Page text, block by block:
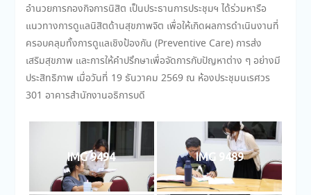
อำนวยการกองกิจการนิสิต เป็นประธานการประชุมฯ ได้ร่วมหารือ
แนวทางการดูแลนิสิตด้านสุขภาพจิต เพื่อให้เกิดผลการดำเนินงานที่
ครอบคลุมทั้งการดูแลเชิงป้องกัน (Preventive Care) การส่ง
เสริมสุขภาพ และการให้คำปรึกษาเพื่อจัดการกับปัญหาต่าง ๆ อย่างมี
ประสิทธิภาพ เมื่อวันที่ 19 ธันวาคม 2569 ณ ห้องประชุมนเรศวร
301 อาคารสำนักงานอธิการบดี
IMG 9494 IMG 9489